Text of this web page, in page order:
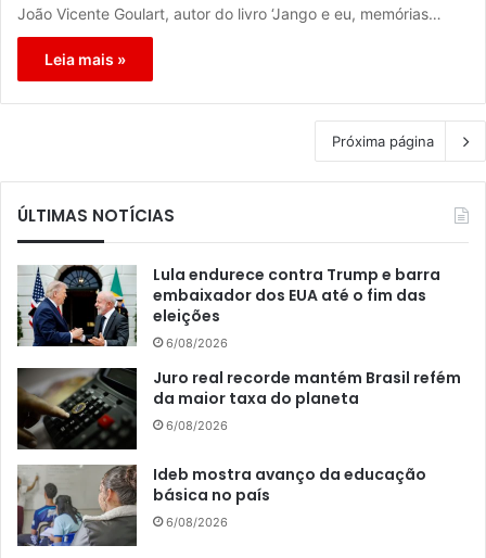
João Vicente Goulart, autor do livro ‘Jango e eu, memórias…
Leia mais »
Próxima página
ÚLTIMAS NOTÍCIAS
Lula endurece contra Trump e barra
embaixador dos EUA até o fim das
eleições
6/08/2026
Juro real recorde mantém Brasil refém
da maior taxa do planeta
6/08/2026
Ideb mostra avanço da educação
básica no país
6/08/2026